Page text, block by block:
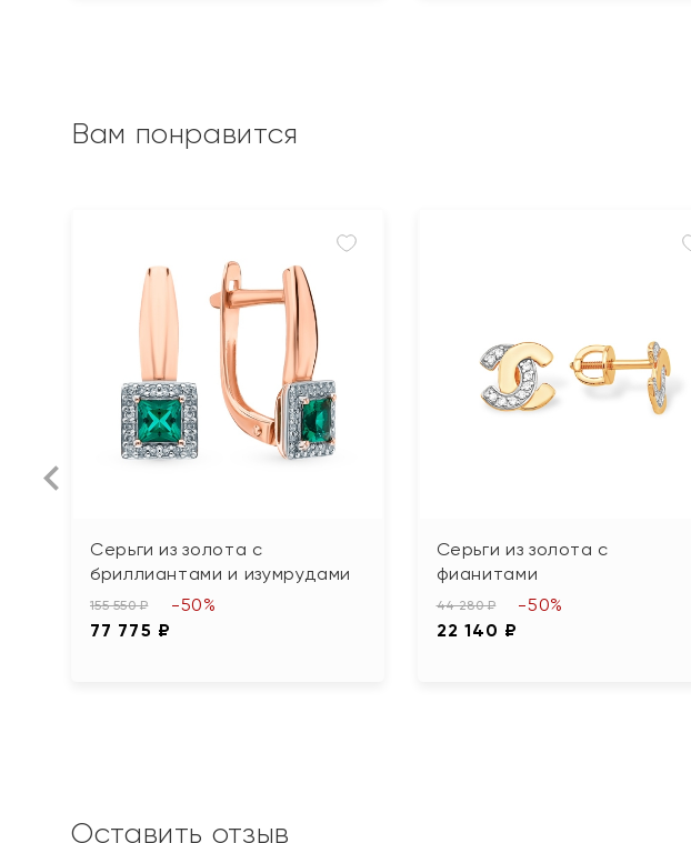
Вам понравится
Серьги из золота с
бриллиантами и изумрудами
155 550 ₽
77 775 ₽
-50%
Серьги из золота с
фианитами
44 280 ₽
22 140 ₽
-50%
Оставить отзыв